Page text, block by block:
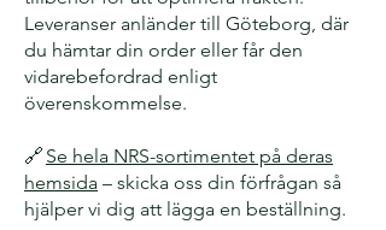
Leveranser anländer till Göteborg, där
du hämtar din order eller får den
vidarebefordrad enligt
överenskommelse.
🔗 Se hela NRS-sortimentet på deras
hemsida – skicka oss din förfrågan så
hjälper vi dig att lägga en beställning.